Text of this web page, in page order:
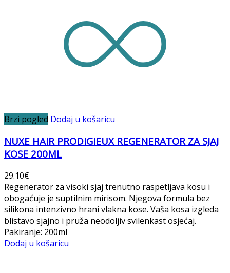
Brzi pogled Dodaj u košaricu
NUXE HAIR PRODIGIEUX REGENERATOR ZA SJAJ
KOSE 200ML
29.10€
Regenerator za visoki sjaj trenutno raspetljava kosu i
obogaćuje je suptilnim mirisom. Njegova formula bez
silikona intenzivno hrani vlakna kose. Vaša kosa izgleda
blistavo sjajno i pruža neodoljiv svilenkast osjećaj.
Pakiranje: 200ml
Dodaj u košaricu